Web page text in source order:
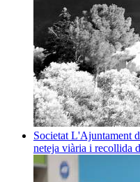
Societat L'Ajuntament
neteja viària i recollida